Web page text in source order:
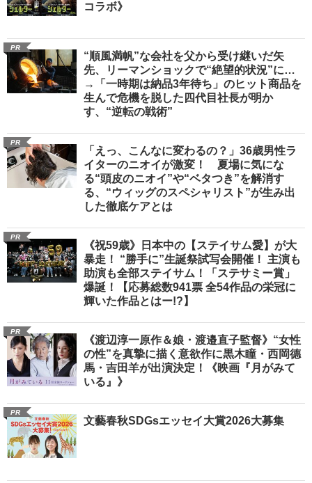
コラボ》
PR
“順風満帆”な会社を父から受け継いだ矢
先、リーマンショックで“絶望的状況”に…
→「一時期は納品3年待ち」のヒット商品を
生んで危機を脱した四代目社長が明か
す、“逆転の戦術”
PR
「えっ、こんなに変わるの？」36歳男性ラ
イターのニオイが激変！ 夏場に気にな
る“頭皮のニオイ”や“ベタつき”を解消す
る、“ウィッグのスペシャリスト”が生み出
した徹底ケアとは
PR
《祝59歳》日本中の【ステイサム愛】が大
暴走！ “勝手に”生誕祭試写会開催！ 主演も
助演も全部ステイサム！「ステサミー賞」
爆誕！【応募総数941票 全54作品の栄冠に
輝いた作品とはー!?】
PR
《渡辺淳一原作＆娘・渡邉直子監督》“女性
の性”を真摯に描く意欲作に黒木瞳・西岡德
馬・吉田羊が出演決定！《映画『月がみて
いる』》
PR
文藝春秋SDGsエッセイ大賞2026大募集